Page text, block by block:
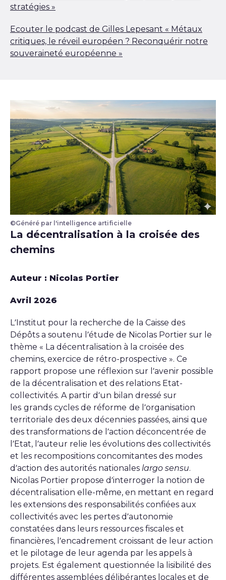
stratégies »
Ecouter le podcast de Gilles Lepesant « Métaux
critiques, le réveil européen ? Reconquérir notre
souveraineté européenne »
©Généré par l'intelligence artificielle
La décentralisation à la croisée des
chemins
Auteur : Nicolas Portier
Avril 2026
L’Institut pour la recherche de la Caisse des
Dépôts a soutenu l’étude de Nicolas Portier sur le
thème « La décentralisation à la croisée des
chemins, exercice de rétro-prospective ». Ce
rapport propose une réflexion sur l’avenir possible
de la décentralisation et des relations Etat-
collectivités. A partir d’un bilan dressé sur
les grands cycles de réforme de l’organisation
territoriale des deux décennies passées, ainsi que
des transformations de l’action déconcentrée de
l’Etat, l’auteur relie les évolutions des collectivités
et les recompositions concomitantes des modes
d’action des autorités nationales largo sensu.
Nicolas Portier propose d’interroger la notion de
décentralisation elle-même, en mettant en regard
les extensions des responsabilités confiées aux
collectivités avec les pertes d’autonomie
constatées dans leurs ressources fiscales et
financières, l’encadrement croissant de leur action
et le pilotage de leur agenda par les appels à
projets. Est également questionnée la lisibilité des
différentes assemblées délibérantes locales et de